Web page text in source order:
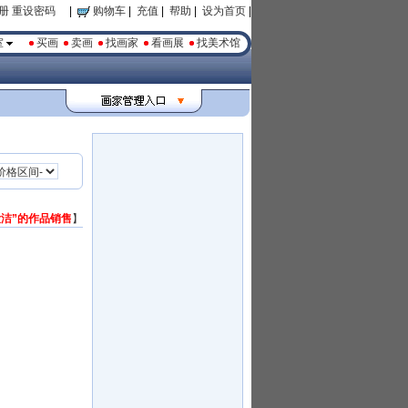
重设密码 购物车 充值 帮助 设为首页
买画 卖画 找画家 看画展 找美术馆
”的作品销售 】